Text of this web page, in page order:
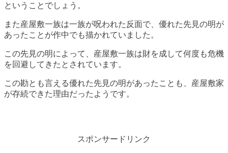
ということでしょう。
また産屋敷一族は一族が呪われた反面で、優れた先見の明が
あったことが作中でも描かれていました。
この先見の明によって、産屋敷一族は財を成して何度も危機
を回避してきたとされています。
この勘とも言える優れた先見の明があったことも、産屋敷家
が存続できた理由だったようです。
スポンサードリンク